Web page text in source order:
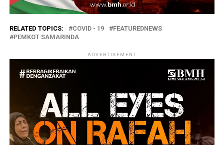
RELATED TOPICS: COVID - 19
FEATUREDNEWS
PEMKOT SAMARINDA
ADVERTISEMENT